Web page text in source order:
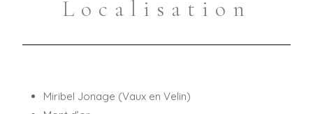
Localisation
Miribel Jonage (Vaux en Velin)